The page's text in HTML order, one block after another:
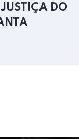
JUSTIÇA DO